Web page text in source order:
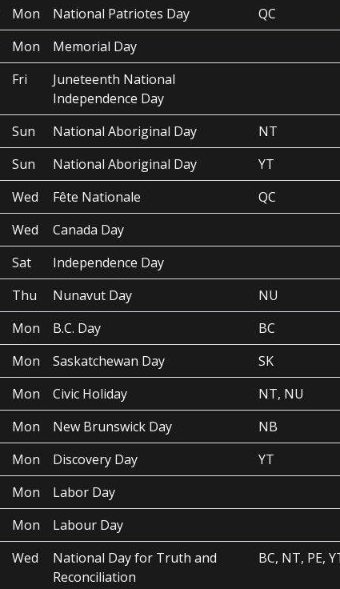
Mon National Patriotes Day
QC
Mon
Memorial Day
Fri
Juneteenth National
Independence Day
Sun National Aboriginal Day
NT
Sun National Aboriginal Day
YT
Wed Fête Nationale
QC
Wed
Canada Day
Sat
Independence Day
Thu Nunavut Day
NU
Mon B.C. Day
BC
Mon Saskatchewan Day
SK
Mon Civic Holiday
NT, NU
Mon New Brunswick Day
NB
Mon Discovery Day
YT
Mon
Labor Day
Mon
Labour Day
Wed
National Day for Truth and
Reconciliation
BC, NT, PE,